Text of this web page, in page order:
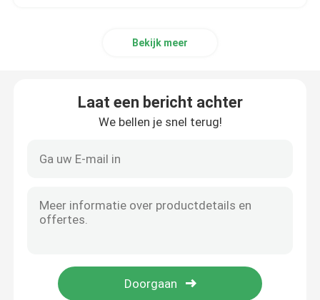
Bekijk meer
Laat een bericht achter
We bellen je snel terug!